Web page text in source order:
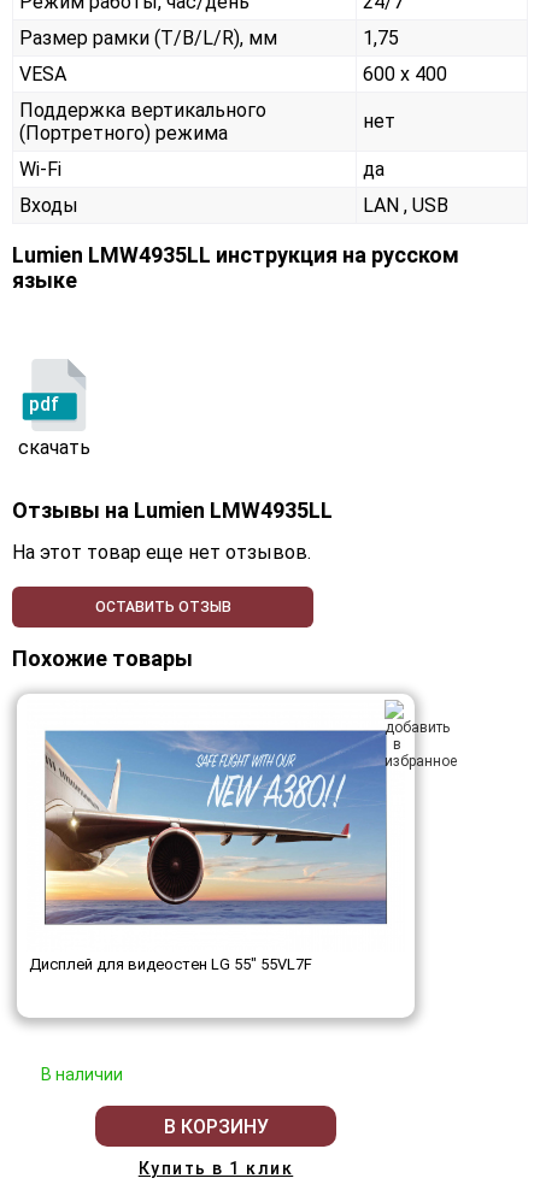
Размер рамки (T/B/L/R), мм
1,75
VESA
600 x 400
Поддержка вертикального
(Портретного) режима
нет
Wi-Fi
да
Входы
LAN , USB
Lumien LMW4935LL инструкция на русском
языке
pdf
скачать
Отзывы на Lumien LMW4935LL
На этот товар еще нет отзывов.
ОСТАВИТЬ ОТЗЫВ
Похожие товары
Дисплей для видеостен LG 55" 55VL7F
В наличии
В КОРЗИНУ
Купить в 1 клик